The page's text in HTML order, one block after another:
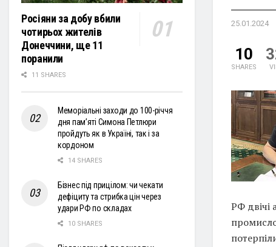
25.01.2024
10
SHARES
РФ двічі
Росіяни за добу вбили
чотирьох жителів
Донеччини, ще 11
поранили
11 SHARES
Меморіальні заходи до 100-річчя
дня пам’яті Симона Петлюри
пройдуть як в Україні, так і за
кордоном
14 SHARES
Бізнес під прицілом: чи чекати
дефіциту та стрибка цін через
удари РФ по складах
10 SHARES